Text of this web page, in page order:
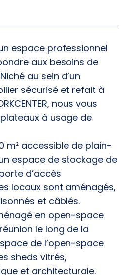
espace professionnel
aux besoins de
au sein d’un
sécurisé et refait à
nous vous
à usage de
m² accessible de plain-
espace de stockage de
d’accès
locaux sont aménagés,
et câblés.
en open-space
le long de la
de l’open-space
sheds vitrés,
et architecturale.